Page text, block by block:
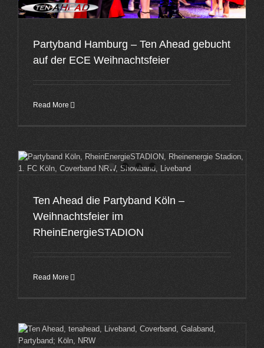
Partyband Hamburg – Ten Ahead gebucht
auf der ECE Weihnachtsfeier
Read More
Ten Ahead die Partyband Köln –
Weihnachtsfeier im
RheinEnergieSTADION
Read More